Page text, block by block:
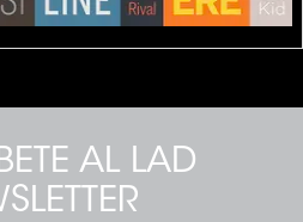
AL LAD